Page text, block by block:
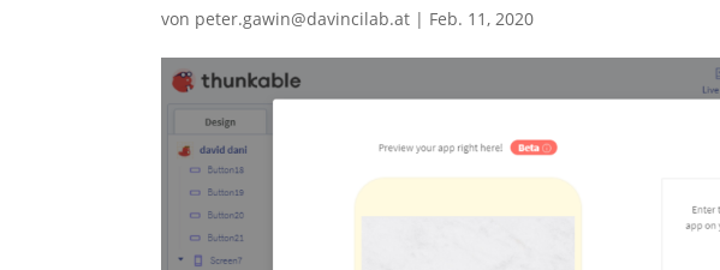
von peter.gawin@davincilab.at | Feb. 11, 2020